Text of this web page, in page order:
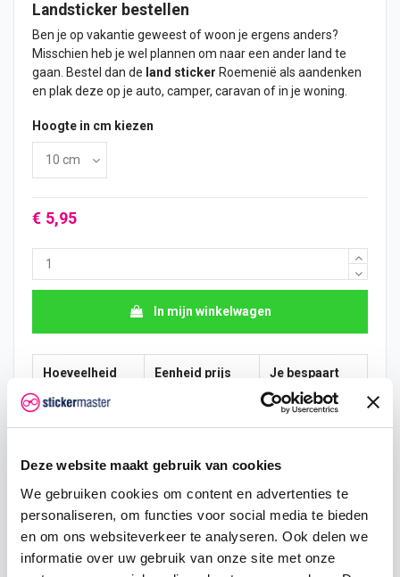
Deze website maakt gebruik van cookies
We gebruiken cookies om content en advertenties te
personaliseren, om functies voor social media te bieden
en om ons websiteverkeer te analyseren. Ook delen we
informatie over uw gebruik van onze site met onze
Landsticker bestellen
Ben je op vakantie geweest of woon je ergens anders?
Misschien heb je wel plannen om naar een ander land te
gaan. Bestel dan de land sticker Roemenië als aandenken
en plak deze op je auto, camper, caravan of in je woning.
Hoogte in cm kiezen
€ 5,95
In mijn winkelwagen
Hoeveelheid Eenheid prijs Je bespaart
2 € 0,60
€ 22,31
50 € 4,76 € 59,50
100 € 4,46 € 148,75